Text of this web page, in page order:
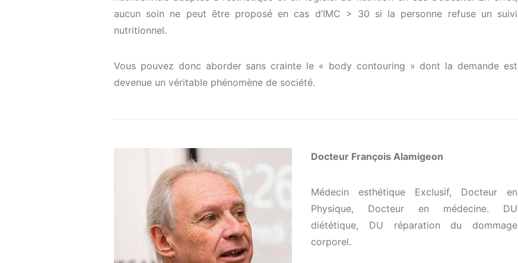
aucun soin ne peut être proposé en cas d’IMC > 30 si la personne refuse un suivi
nutritionnel.
Vous pouvez donc aborder sans crainte le « body contouring » dont la demande est
devenue un véritable phénomène de société.
Docteur François Alamigeon
Médecin esthétique Exclusif, Docteur en
Physique, Docteur en médecine. DU
diététique, DU réparation du dommage
corporel.